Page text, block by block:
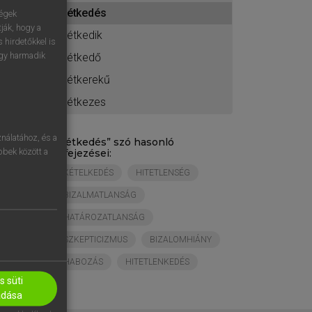
kétkedés
kétkedik
kétkedő
kétkerekű
kétkezes
„ kétkedés” szó hasonló
kifejezései:
KÉTELKEDÉS HITETLENSÉG
BIZALMATLANSÁG
HATÁROZATLANSÁG
SZKEPTICIZMUS BIZALOMHIÁNY
HABOZÁS HITETLENKEDÉS
hogy a
hirdetőkkel is
harmadik
és a
között a
süti